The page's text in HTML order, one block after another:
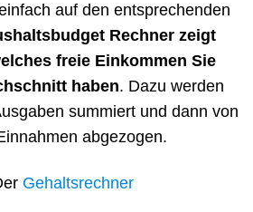
auf den entsprechenden
Rechner zeigt
freie Einkommen Sie
haben. Dazu werden
summiert und dann von
abgezogen.
Gehaltsrechner